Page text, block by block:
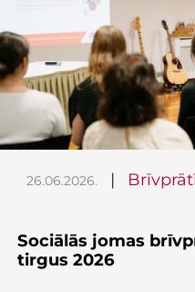
26.06.2026. |
Sociālās jomas
tirgus 2026